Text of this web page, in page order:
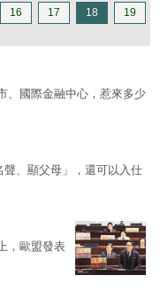
16 17 18 19
、國際金融中心，惹來多少
、顯父母」，還可以入仕
，歐盟發表